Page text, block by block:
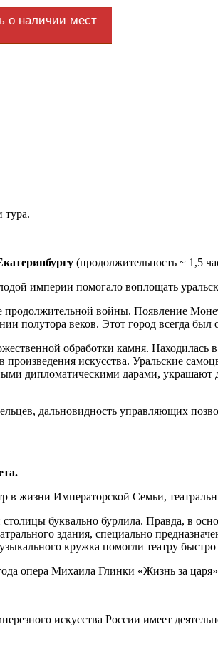
о наличии мест
тура.
(продолжительность ~ 1,5
империи помогало воплощать
войны. Появление
полутора веков. Этот город всегда
обработки камня. Находилась
искусства. Уральские
дипломатическими дарами,
дальновидность управляющих
в жизни Императорской Семьи,
буквально бурлила. Правда, в
здания, специально
кружка помогли театру
опера Михаила Глинки «Жизнь за
искусства России имеет